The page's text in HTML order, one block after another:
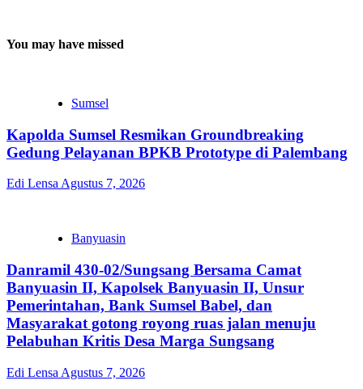
You may have missed
Sumsel
Kapolda Sumsel Resmikan Groundbreaking
Gedung Pelayanan BPKB Prototype di Palembang
Edi Lensa Agustus 7, 2026
Banyuasin
Danramil 430-02/Sungsang Bersama Camat
Banyuasin II, Kapolsek Banyuasin II, Unsur
Pemerintahan, Bank Sumsel Babel, dan
Masyarakat gotong royong ruas jalan menuju
Pelabuhan Kritis Desa Marga Sungsang
Edi Lensa Agustus 7, 2026